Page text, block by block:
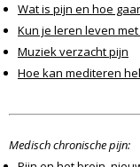
Wat is pijn en hoe
Kun je leren leven
Muziek verzacht pijn
Hoe kan mediteren
Medisch chronische pijn: